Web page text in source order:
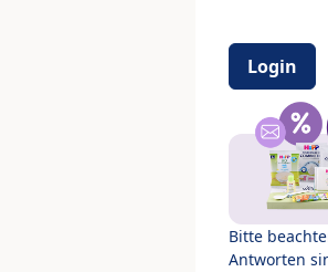
Login
Bitte
Antworten